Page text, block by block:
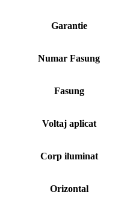
Garantie
Numar Fasung
Fasung
Voltaj aplicat
Corp iluminat
Orizontal